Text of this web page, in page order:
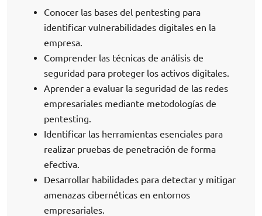
Conocer las bases del pentesting para
identificar vulnerabilidades digitales en la
empresa.
Comprender las técnicas de análisis de
seguridad para proteger los activos digitales.
Aprender a evaluar la seguridad de las redes
empresariales mediante metodologías de
pentesting.
Identificar las herramientas esenciales para
realizar pruebas de penetración de forma
efectiva.
Desarrollar habilidades para detectar y mitigar
amenazas cibernéticas en entornos
empresariales.